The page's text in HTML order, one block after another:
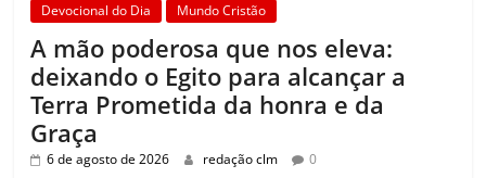
Devocional do Dia Mundo Cristão
A mão poderosa que nos eleva:
deixando o Egito para alcançar a
Terra Prometida da honra e da
Graça
6 de agosto de 2026 redação clm 0